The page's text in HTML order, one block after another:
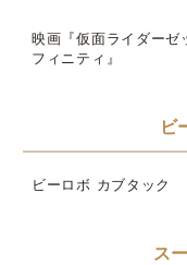
映画『仮面ライダーゼ
フィニティ』
ビ
ビーロボ カブタック
ス